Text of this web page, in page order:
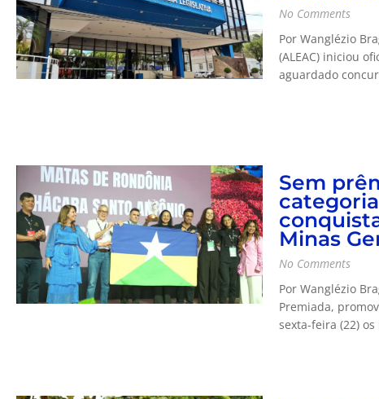
No Comments
Por Wanglézio
(ALEAC) iniciou
aguardado
Sem
Minas
No Comments
Por Wanglézio
Premiada,
sexta-feira (22)